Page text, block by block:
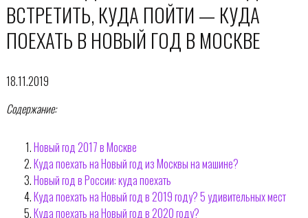
ВСТРЕТИТЬ, КУДА ПОЙТИ — КУДА
ПОЕХАТЬ В НОВЫЙ ГОД В МОСКВЕ
18.11.2019
Содержание:
Новый год 2017 в Москве
Куда поехать на Новый год из Москвы на машине?
Новый год в России: куда поехать
Куда поехать на Новый год в 2019 году? 5 удивительных мест
Куда поехать на Новый год в 2020 году?